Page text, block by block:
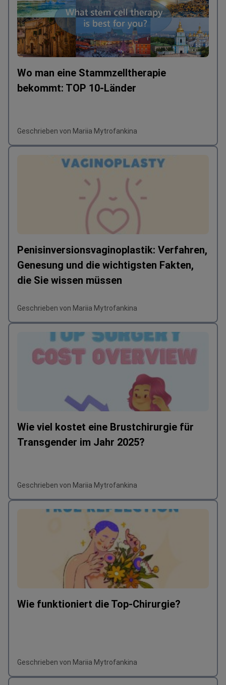
Wo man eine Stammzelltherapie
bekommt: TOP 10-Länder
Geschrieben von Mariia Mytrofankina
Penisinversionsvaginoplastik: Verfahren,
Genesung und die wichtigsten Fakten,
die Sie wissen müssen
Geschrieben von Mariia Mytrofankina
Wie viel kostet eine Brustchirurgie für
Transgender im Jahr 2025?
Geschrieben von Mariia Mytrofankina
Wie funktioniert die Top-Chirurgie?
Geschrieben von Mariia Mytrofankina